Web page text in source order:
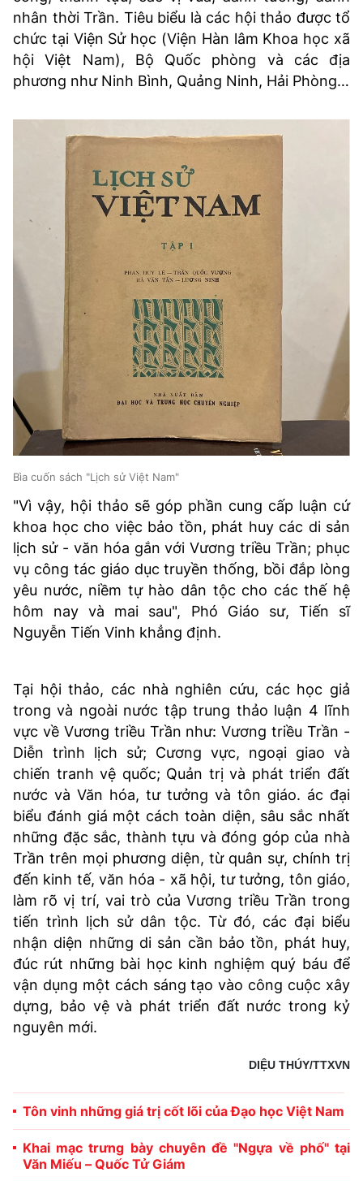
nhân thời Trần. Tiêu biểu là các hội thảo được tổ
chức tại Viện Sử học (Viện Hàn lâm Khoa học xã
hội Việt Nam), Bộ Quốc phòng và các địa
phương như Ninh Bình, Quảng Ninh, Hải Phòng…
Bìa cuốn sách "Lịch sử Việt Nam"
"Vì vậy, hội thảo sẽ góp phần cung cấp luận cứ
khoa học cho việc bảo tồn, phát huy các di sản
lịch sử - văn hóa gắn với Vương triều Trần; phục
vụ công tác giáo dục truyền thống, bồi đắp lòng
yêu nước, niềm tự hào dân tộc cho các thế hệ
hôm nay và mai sau", Phó Giáo sư, Tiến sĩ
Nguyễn Tiến Vinh khẳng định.
Tại hội thảo, các nhà nghiên cứu, các học giả
trong và ngoài nước tập trung thảo luận 4 lĩnh
vực về Vương triều Trần như: Vương triều Trần -
Diễn trình lịch sử; Cương vực, ngoại giao và
chiến tranh vệ quốc; Quản trị và phát triển đất
nước và Văn hóa, tư tưởng và tôn giáo. ác đại
biểu đánh giá một cách toàn diện, sâu sắc nhất
những đặc sắc, thành tựu và đóng góp của nhà
Trần trên mọi phương diện, từ quân sự, chính trị
đến kinh tế, văn hóa - xã hội, tư tưởng, tôn giáo,
làm rõ vị trí, vai trò của Vương triều Trần trong
tiến trình lịch sử dân tộc. Từ đó, các đại biểu
nhận diện những di sản cần bảo tồn, phát huy,
đúc rút những bài học kinh nghiệm quý báu để
vận dụng một cách sáng tạo vào công cuộc xây
dựng, bảo vệ và phát triển đất nước trong kỷ
nguyên mới.
DIỆU THÚY/TTXVN
Tôn vinh những giá trị cốt lõi của Đạo học Việt Nam
Khai mạc trưng bày chuyên đề "Ngựa về phố" tại
Văn Miếu – Quốc Tử Giám